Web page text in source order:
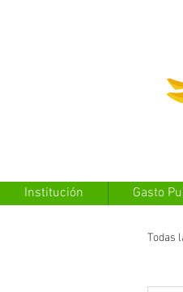
Institución Gasto
Todas